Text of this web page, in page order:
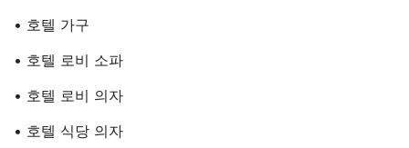
• 호텔 가구
• 호텔 로비 소파
• 호텔 로비 의자
• 호텔 식당 의자